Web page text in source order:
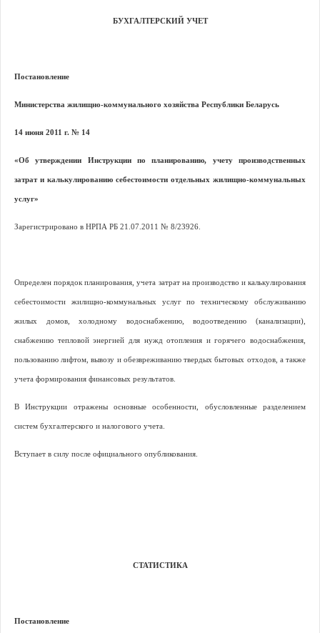
БУХГАЛТЕРСКИЙ УЧЕТ
Постановление
Министерства жилищно-коммунального хозяйства Республики Беларусь
14 июня 2011 г. № 14
«Об утверждении Инструкции по планированию, учету производственных
затрат и калькулированию себестоимости отдельных жилищно-коммунальных
услуг»
Зарегистрировано в НРПА РБ 21.07.2011 № 8/23926.
Определен порядок планирования, учета затрат на производство и калькулирования
себестоимости жилищно-коммунальных услуг по техническому обслуживанию
жилых домов, холодному водоснабжению, водоотведению (канализации),
снабжению тепловой энергией для нужд отопления и горячего водоснабжения,
пользованию лифтом, вывозу и обезвреживанию твердых бытовых отходов, а также
учета формирования финансовых результатов.
В Инструкции отражены основные особенности, обусловленные разделением
систем бухгалтерского и налогового учета.
Вступает в силу после официального опубликования.
СТАТИСТИКА
Постановление